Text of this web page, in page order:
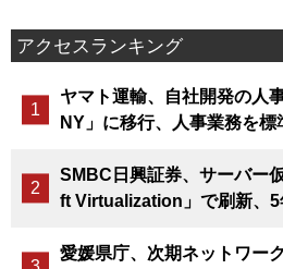
アクセスランキング
ヤマト運輸、自社開発の人
NY」に移行、人事業務を
SMBC日興証券、サーバー
ft Virtualization」で刷新、5
愛媛県庁、次期ネットワー